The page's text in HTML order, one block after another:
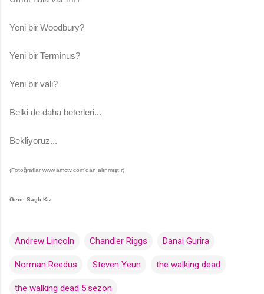
Yeni bir Woodbury?
Yeni bir Terminus?
Yeni bir vali?
Belki de daha beterleri...
Bekliyoruz...
(Fotoğraflar www.amctv.com'dan alınmıştır)
Gece Saçlı Kız
Andrew Lincoln Chandler Riggs Danai Gurira
Norman Reedus Steven Yeun the walking dead
the walking dead 5.sezon